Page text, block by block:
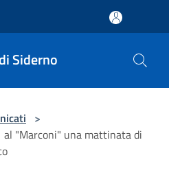
Siderno
>
al "Marconi" una mattinata di